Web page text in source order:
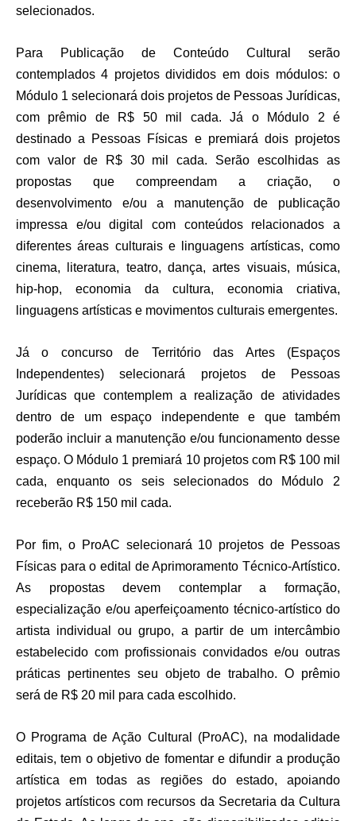
selecionados.
Para Publicação de Conteúdo Cultural serão
contemplados 4 projetos divididos em dois módulos: o
Módulo 1 selecionará dois projetos de Pessoas Jurídicas,
com prêmio de R$ 50 mil cada. Já o Módulo 2 é
destinado a Pessoas Físicas e premiará dois projetos
com valor de R$ 30 mil cada. Serão escolhidas as
propostas que compreendam a criação, o
desenvolvimento e/ou a manutenção de publicação
impressa e/ou digital com conteúdos relacionados a
diferentes áreas culturais e linguagens artísticas, como
cinema, literatura, teatro, dança, artes visuais, música,
hip-hop, economia da cultura, economia criativa,
linguagens artísticas e movimentos culturais emergentes.
Já o concurso de Território das Artes (Espaços
Independentes) selecionará projetos de Pessoas
Jurídicas que contemplem a realização de atividades
dentro de um espaço independente e que também
poderão incluir a manutenção e/ou funcionamento desse
espaço. O Módulo 1 premiará 10 projetos com R$ 100 mil
cada, enquanto os seis selecionados do Módulo 2
receberão R$ 150 mil cada.
Por fim, o ProAC selecionará 10 projetos de Pessoas
Físicas para o edital de Aprimoramento Técnico-Artístico.
As propostas devem contemplar a formação,
especialização e/ou aperfeiçoamento técnico-artístico do
artista individual ou grupo, a partir de um intercâmbio
estabelecido com profissionais convidados e/ou outras
práticas pertinentes seu objeto de trabalho. O prêmio
será de R$ 20 mil para cada escolhido.
O Programa de Ação Cultural (ProAC), na modalidade
editais, tem o objetivo de fomentar e difundir a produção
artística em todas as regiões do estado, apoiando
projetos artísticos com recursos da Secretaria da Cultura